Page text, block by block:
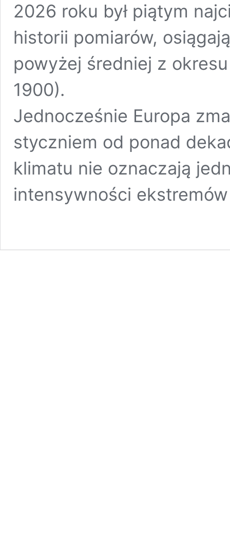
2026 roku był piątym
historii pomiarów,
powyżej średniej z
1900).
Jednocześnie Europa
styczniem od ponad
klimatu nie oznaczają
intensywności